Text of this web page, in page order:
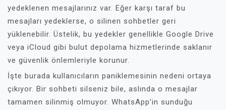
yedeklenen mesajlarınız var. Eğer karşı taraf bu
mesajları yedeklerse, o silinen sohbetler geri
yüklenebilir. Üstelik, bu yedekler genellikle Google Drive
veya iCloud gibi bulut depolama hizmetlerinde saklanır
ve güvenlik önlemleriyle korunur.
İşte burada kullanıcıların paniklemesinin nedeni ortaya
çıkıyor. Bir sohbeti silseniz bile, aslında o mesajlar
tamamen silinmiş olmuyor. WhatsApp’in sunduğu